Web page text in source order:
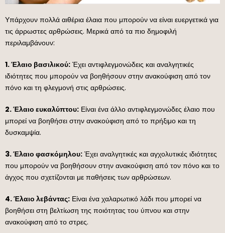
Υπάρχουν πολλά αιθέρια έλαια που μπορούν να είναι ευεργετικά για
τις άρρωστες αρθρώσεις. Μερικά από τα πιο δημοφιλή
περιλαμβάνουν:
1. Έλαιο βασιλικού: Έχει αντιφλεγμονώδεις και αναλγητικές
ιδιότητες που μπορούν να βοηθήσουν στην ανακούφιση από τον
πόνο και τη φλεγμονή στις αρθρώσεις.
2. Έλαιο ευκαλύπτου: Είναι ένα άλλο αντιφλεγμονώδες έλαιο που
μπορεί να βοηθήσει στην ανακούφιση από το πρήξιμο και τη
δυσκαμψία.
3. Έλαιο φασκόμηλου: Έχει αναλγητικές και αγχολυτικές ιδιότητες
που μπορούν να βοηθήσουν στην ανακούφιση από τον πόνο και το
άγχος που σχετίζονται με παθήσεις των αρθρώσεων.
4. Έλαιο λεβάντας: Είναι ένα χαλαρωτικό λάδι που μπορεί να
βοηθήσει στη βελτίωση της ποιότητας του ύπνου και στην
ανακούφιση από το στρες.